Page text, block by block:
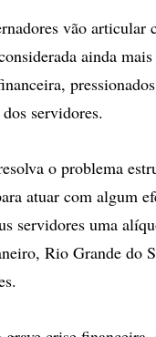
vão articular
ainda
servidores.
o problema
atuar com algum
servidores uma
Rio Grande do